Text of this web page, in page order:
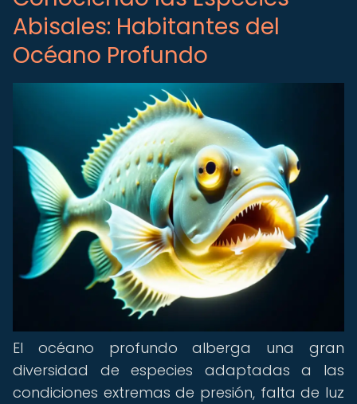
Abisales: Habitantes del
Océano Profundo
El océano profundo alberga una gran
diversidad de especies adaptadas a las
condiciones extremas de presión, falta de luz